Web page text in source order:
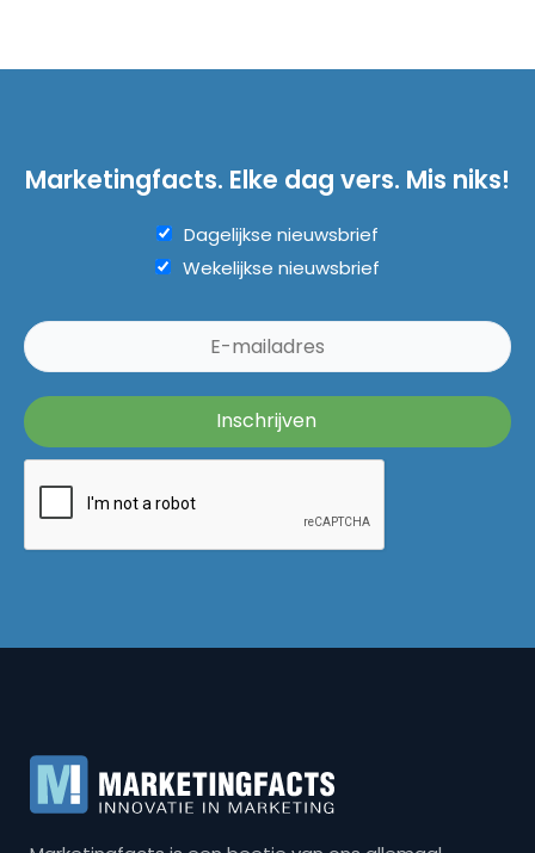
Marketingfacts. Elke dag vers. Mis niks!
Dagelijkse nieuwsbrief
Wekelijkse nieuwsbrief